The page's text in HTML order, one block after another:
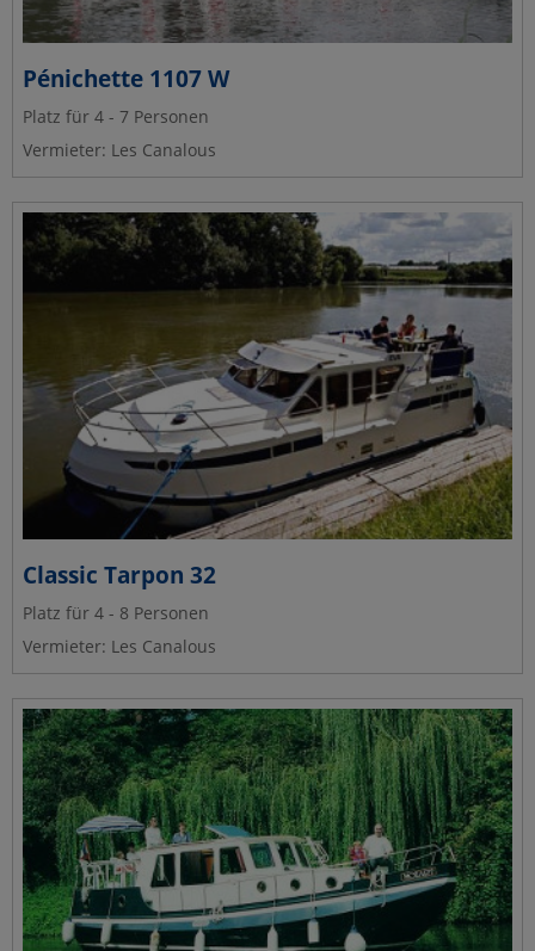
Pénichette 1107 W
Platz für 4 - 7 Personen
Vermieter: Les Canalous
Classic Tarpon 32
Platz für 4 - 8 Personen
Vermieter: Les Canalous